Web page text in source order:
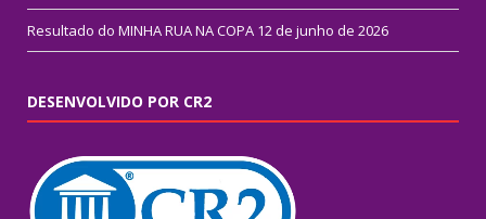
Resultado do MINHA RUA NA COPA 12 de junho de 2026
DESENVOLVIDO POR CR2